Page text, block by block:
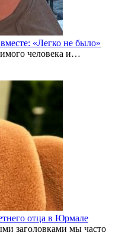
«Легко не было»
человека и…
отца в Юрмале
заголовками мы часто